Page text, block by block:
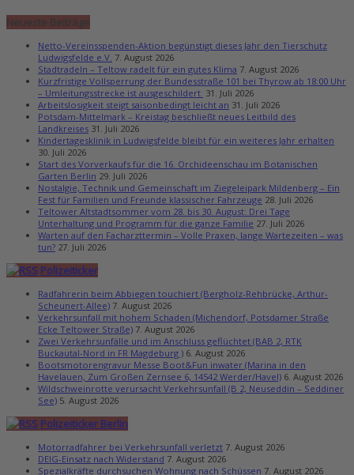
Neueste Beiträge
Netto-Vereinsspenden-Aktion begünstigt dieses Jahr den Tierschutz
Ludwigsfelde e.V. 7. August 2026
Stadtradeln – Teltow radelt für ein gutes Klima 7. August 2026
Kurzfristige Vollsperrung der Bundesstraße 101 bei Thyrow ab 18:00 Uhr
– Umleitungsstrecke ist ausgeschildert 31. Juli 2026
Arbeitslosigkeit steigt saisonbedingt leicht an 31. Juli 2026
Potsdam-Mittelmark – Kreistag beschließt neues Leitbild des
Landkreises 31. Juli 2026
Kindertagesklinik in Ludwigsfelde bleibt für ein weiteres Jahr erhalten
30. Juli 2026
Start des Vorverkaufs für die 16. Orchideenschau im Botanischen
Garten Berlin 29. Juli 2026
Nostalgie, Technik und Gemeinschaft im Ziegeleipark Mildenberg – Ein
Fest für Familien und Freunde klassischer Fahrzeuge 28. Juli 2026
Teltower Altstadtsommer vom 28. bis 30. August: Drei Tage
Unterhaltung und Programm für die ganze Familie 27. Juli 2026
Warten auf den Facharzttermin – Volle Praxen, lange Wartezeiten – was
tun? 27. Juli 2026
Polizeiticker
Radfahrerin beim Abbiegen touchiert (Bergholz-Rehbrücke, Arthur-
Scheunert-Allee) 7. August 2026
Verkehrsunfall mit hohem Schaden (Michendorf, Potsdamer Straße
Ecke Teltower Straße) 7. August 2026
Zwei Verkehrsunfälle und im Anschluss geflüchtet (BAB 2, RTK
Buckautal-Nord in FR Magdeburg ) 6. August 2026
Bootsmotorengravur Messe Boot&Fun inwater (Marina in den
Havelauen, Zum Großen Zernsee 6, 14542 Werder/Havel) 6. August 2026
Wildschweinrotte verursacht Verkehrsunfall (B 2, Neuseddin – Seddiner
See) 5. August 2026
Polizeiticker Berlin
Motorradfahrer bei Verkehrsunfall verletzt 7. August 2026
DEIG-Einsatz nach Widerstand 7. August 2026
Spezialkräfte durchsuchen Wohnung nach Schüssen 7. August 2026